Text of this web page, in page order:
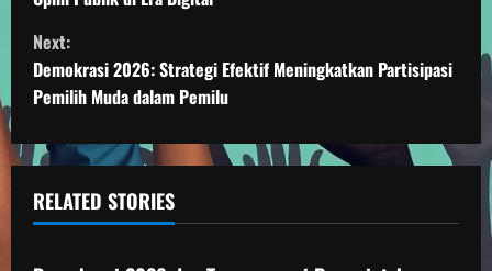
n
t
i
n
u
e
Next:
Demokrasi 2026: Strategi Efektif Meningkatkan Partisipasi
Pemilih Muda dalam Pemilu
RELATED STORIES
Demokrasi